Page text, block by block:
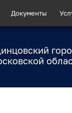
Документы